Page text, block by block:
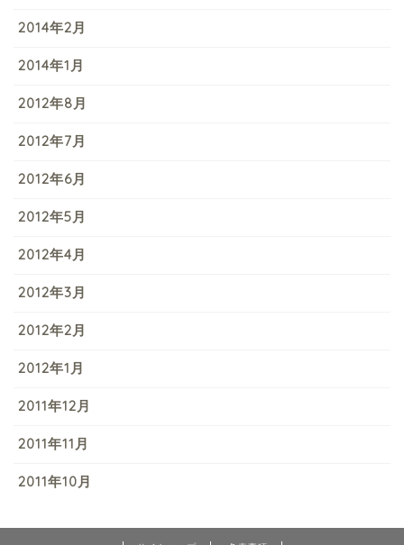
2014年2月
2014年1月
2012年8月
2012年7月
2012年6月
2012年5月
2012年4月
2012年3月
2012年2月
2012年1月
2011年12月
2011年11月
2011年10月